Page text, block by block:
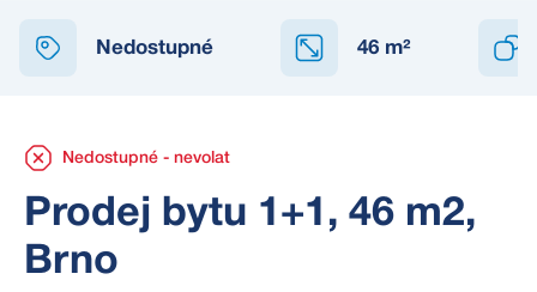
Nedostupné 46 m²
Nedostupné - nevolat
Prodej bytu 1+1, 46 m2,
Brno